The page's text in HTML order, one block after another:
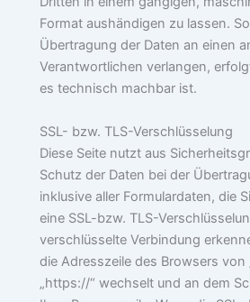
Format aushändigen zu lassen.
Übertragung der Daten an einen
Verantwortlichen verlangen,
es technisch machbar ist.
SSL- bzw. TLS-Verschlüsselung
Diese Seite nutzt aus
Schutz der Daten bei der
inklusive aller Formulardaten, die
eine SSL-bzw. TLS-
verschlüsselte Verbindung
die Adresszeile des Browsers von
„https://“ wechselt und an dem